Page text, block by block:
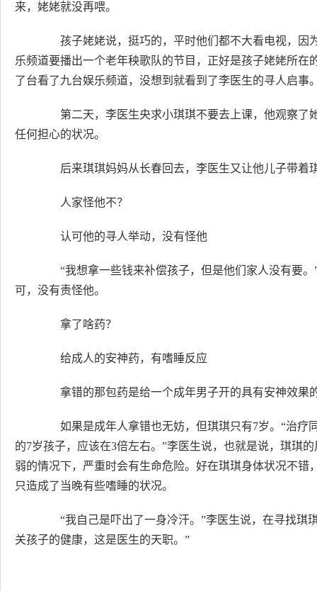
来，姥姥就没再喂。
孩子姥姥说，挺巧的，平时他们都不大看电视，因
乐频道要播出一个老年秧歌队的节目，正好是孩子姥姥所
了台看了九台娱乐频道，没想到就看到了李医生的寻人启事
第二天，李医生央求小琪琪不要去上课，他观察了
任何担心的状况。
后来琪琪妈妈从长春回去，李医生又让他儿子带着
人家怪他不？
认可他的寻人举动，没有怪他
“我想拿一些钱来补偿孩子，但是他们家人没有要。
可，没有责怪他。
拿了啥药？
给成人的安神药，有嗜睡反应
拿错的那包药是给一个成年男子开的具有安神效果
如果是成年人拿错也无妨，但琪琪只有7岁。“治疗
的7岁孩子，应该在3倍左右。”李医生说，也就是说，琪琪
弱的情况下，严重时会有生命危险。好在琪琪身体状况不
只造成了当晚有些嗜睡的状况。
“我自己是吓出了一身冷汗。”李医生说，在寻找琪
关孩子的健康，这是医生的天职。”